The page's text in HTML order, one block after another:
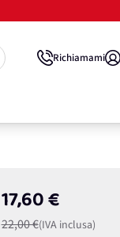
Richiamami
17,60 €
22,00 €(IVA inclusa)